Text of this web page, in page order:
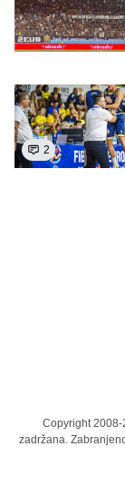
2
Copyright 2008-
zadržana.